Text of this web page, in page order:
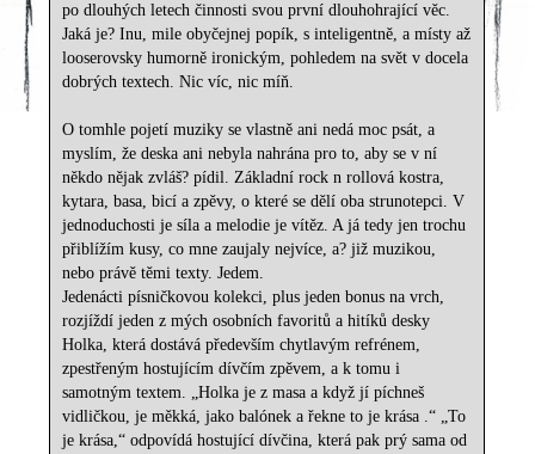
po dlouhých letech činnosti svou první dlouhohrající věc.
Jaká je? Inu, mile obyčejnej popík, s inteligentně, a místy až
looserovsky humorně ironickým, pohledem na svět v docela
dobrých textech. Nic víc, nic míň.
O tomhle pojetí muziky se vlastně ani nedá moc psát, a
myslím, že deska ani nebyla nahrána pro to, aby se v ní
někdo nějak zvláš? pídil. Základní rock n rollová kostra,
kytara, basa, bicí a zpěvy, o které se dělí oba strunotepci. V
jednoduchosti je síla a melodie je vítěz. A já tedy jen trochu
přiblížím kusy, co mne zaujaly nejvíce, a? již muzikou,
nebo právě těmi texty. Jedem.
Jedenácti písničkovou kolekci, plus jeden bonus na vrch,
rozjíždí jeden z mých osobních favoritů a hitíků desky
Holka, která dostává především chytlavým refrénem,
zpestřeným hostujícím dívčím zpěvem, a k tomu i
samotným textem. „Holka je z masa a když jí píchneš
vidličkou, je měkká, jako balónek a řekne to je krása .“ „To
je krása,“ odpovídá hostující dívčina, která pak prý sama od